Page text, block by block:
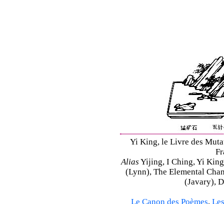
Yi King, le Livre des
Alias Yijing, I Ching, Yi
(Lynn), The Elemental
(Javary),
Le Canon des Poèmes,